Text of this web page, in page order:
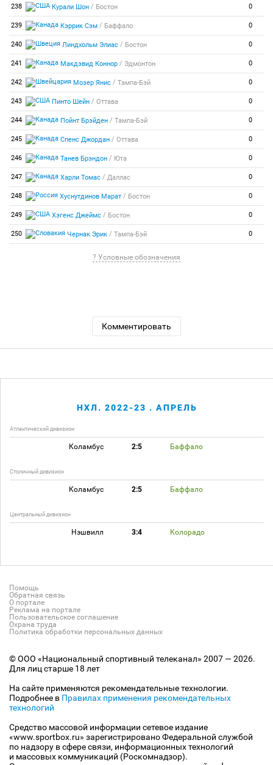
238 Курали Шон / Бостон 0
239 Кэррик Сэм / Баффало 0
240 Линдхольм Элиас / Бостон 0
241 Макдэвид Коннор / Эдмонтон 0
242 Мозер Янис / Тампа-Бэй 0
243 Пинто Шейн / Оттава 0
244 Пойнт Брэйден / Тампа-Бэй 0
245 Спенс Джордан / Оттава 0
246 Танев Брэндон / Юта 0
247 Харли Томас / Даллас 0
248 Хуснутдинов Марат / Бостон 0
249 Хэгенс Джеймс / Бостон 0
250 Чернак Эрик / Тампа-Бэй 0
? Условные обозначения
Комментировать
НХЛ. 2022-23 . АПРЕЛЬ
Атлантический дивизион
Коламбус 2:5 Баффало
Столичный дивизион
Коламбус 2:5 Баффало
Центральный дивизион
Нэшвилл 3:4 Колорадо
Помощь
Обратная связь
О портале
Реклама на портале
Пользовательское соглашение
Охрана труда
Политика обработки персональных данных
© ООО «Национальный спортивный телеканал» 2007 — 2026.
Для лиц старше 18 лет
На сайте применяются рекомендательные технологии.
Подробнее в Правилах применения рекомендательных
технологий
Средство массовой информации сетевое издание
«www.sportbox.ru» зарегистрировано Федеральной службой
по надзору в сфере связи, информационных технологий
и массовых коммуникаций (Роскомнадзор).